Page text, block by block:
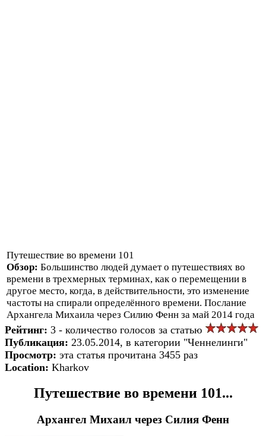
Путешествие во времени 101
Обзор: Большинство людей думает о путешествиях во
времени в трехмерных терминах, как о перемещении в
другое место, когда, в действительности, это изменение
частоты на спирали определённого времени. Послание
Архангела Михаила через Силию Фенн за май 2014 года
Рейтинг: 3 - количество голосов за статью
Публикация: 23.05.2014, в категории "Ченнелинги"
Просмотр: эта статья прочитана 3455 раз
Location: Kharkov
Путешествие во времени 101...
Архангел Михаил через Силия Фенн